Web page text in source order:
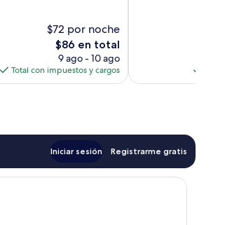
$72 por noche
El
precio
actual
es
$86 en total
9 ago - 10 ago
Total con impuestos y cargos
Iniciar sesión Registrarme gratis